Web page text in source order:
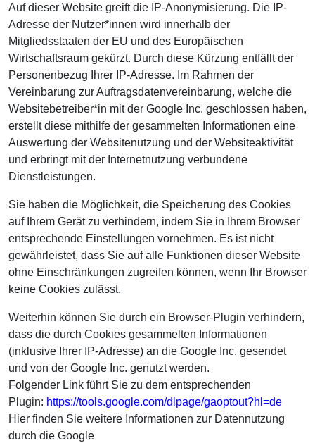
Auf dieser Website greift die IP-Anonymisierung. Die IP-
Adresse der Nutzer*innen wird innerhalb der
Mitgliedsstaaten der EU und des Europäischen
Wirtschaftsraum gekürzt. Durch diese Kürzung entfällt der
Personenbezug Ihrer IP-Adresse. Im Rahmen der
Vereinbarung zur Auftragsdatenvereinbarung, welche die
Websitebetreiber*in mit der Google Inc. geschlossen haben,
erstellt diese mithilfe der gesammelten Informationen eine
Auswertung der Websitenutzung und der Websiteaktivität
und erbringt mit der Internetnutzung verbundene
Dienstleistungen.
Sie haben die Möglichkeit, die Speicherung des Cookies
auf Ihrem Gerät zu verhindern, indem Sie in Ihrem Browser
entsprechende Einstellungen vornehmen. Es ist nicht
gewährleistet, dass Sie auf alle Funktionen dieser Website
ohne Einschränkungen zugreifen können, wenn Ihr Browser
keine Cookies zulässt.
Weiterhin können Sie durch ein Browser-Plugin verhindern,
dass die durch Cookies gesammelten Informationen
(inklusive Ihrer IP-Adresse) an die Google Inc. gesendet
und von der Google Inc. genutzt werden.
Folgender Link führt Sie zu dem entsprechenden
Plugin: https://tools.google.com/dlpage/gaoptout?hl=de
Hier finden Sie weitere Informationen zur Datennutzung
durch die Google